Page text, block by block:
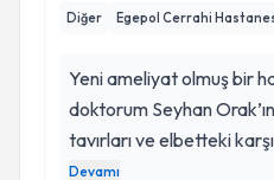
Diğer Egepol Cerrahi
Yeni ameliyat olmuş bir
doktorum Seyhan
tavırları ve elbetteki
sonucunda ameliyata
Devamı